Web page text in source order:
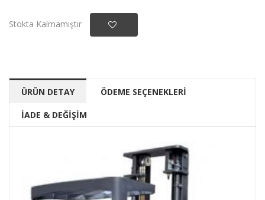
Stokta Kalmamıştır
ÜRÜN DETAY ÖDEME SEÇENEKLERİ
İADE & DEĞİŞİM